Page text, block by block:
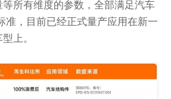
所有维度的参数，全部满足汽车
准，目前已经正式量产应用在新一
上。